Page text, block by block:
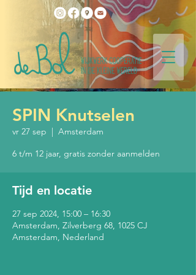
SPIN Knutselen
vr 27 sep
  |
Amsterdam
6 t/m 12 jaar, gratis zonder aanmelden
Tijd en locatie
27 sep 2024, 15:00 – 16:30
Amsterdam, Zilverberg 68, 1025 CJ
Amsterdam, Nederland